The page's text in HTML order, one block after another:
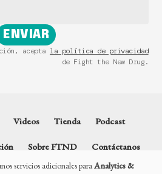
ENVIAR
acepta la política de privacidad
de Fight the New Drug.
Videos Tienda Podcast
Sobre FTND Contáctanos
servicios adicionales paraAnalytics &